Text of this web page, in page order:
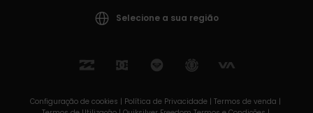
Selecione a sua região
Configuração de cookies | Política de Privacidade | Termos de venda |